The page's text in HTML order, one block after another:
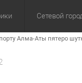
Экономика
Сетевой
Алма-Аты пятеро